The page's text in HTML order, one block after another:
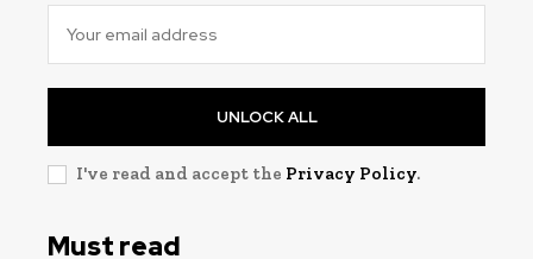
UNLOCK ALL
I've read and accept the Privacy Policy.
Must read